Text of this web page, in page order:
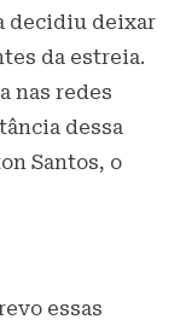
decidiu deixar
da estreia.
nas redes
dessa
Santos, o
essas